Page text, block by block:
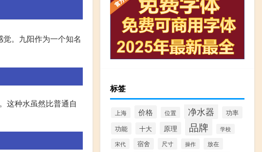
。九阳作为一个知名
这种水虽然比普通自
标签
上海 价格 位置 净水器
功率
功能
十大 原理 品牌 学校
宋代 宿舍 尺寸 操作 放在